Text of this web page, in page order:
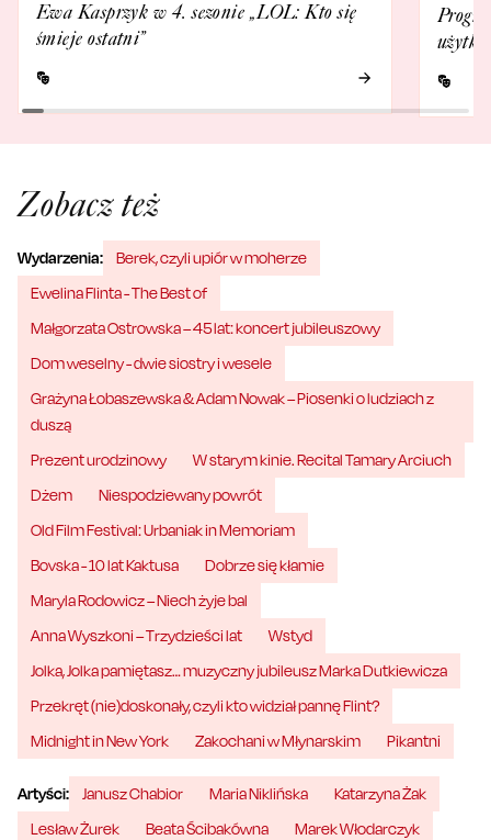
Ewa Kasprzyk w 4. sezonie „LOL: Kto się
śmieje ostatni”
Zobacz też
Wydarzenia:
Berek, czyli upiór w moherze
Ewelina Flinta - The Best of
Małgorzata Ostrowska – 45 lat: koncert jubileuszowy
Dom weselny - dwie siostry i wesele
Grażyna Łobaszewska & Adam Nowak – Piosenki o ludziach z
duszą
Prezent urodzinowy
W starym kinie. Recital Tamary Arciuch
Dżem
Niespodziewany powrót
Old Film Festival: Urbaniak in Memoriam
Bovska - 10 lat Kaktusa
Dobrze się kłamie
Maryla Rodowicz – Niech żyje bal
Anna Wyszkoni – Trzydzieści lat
Wstyd
Jolka, Jolka pamiętasz… muzyczny jubileusz Marka Dutkiewicza
Przekręt (nie)doskonały, czyli kto widział pannę Flint?
Midnight in New York
Zakochani w Młynarskim Pikantni
Artyści: Janusz Chabior Maria Niklińska
Katarzyna Żak
Lesław Żurek
Beata Ścibakówna
Marek Włodarczyk